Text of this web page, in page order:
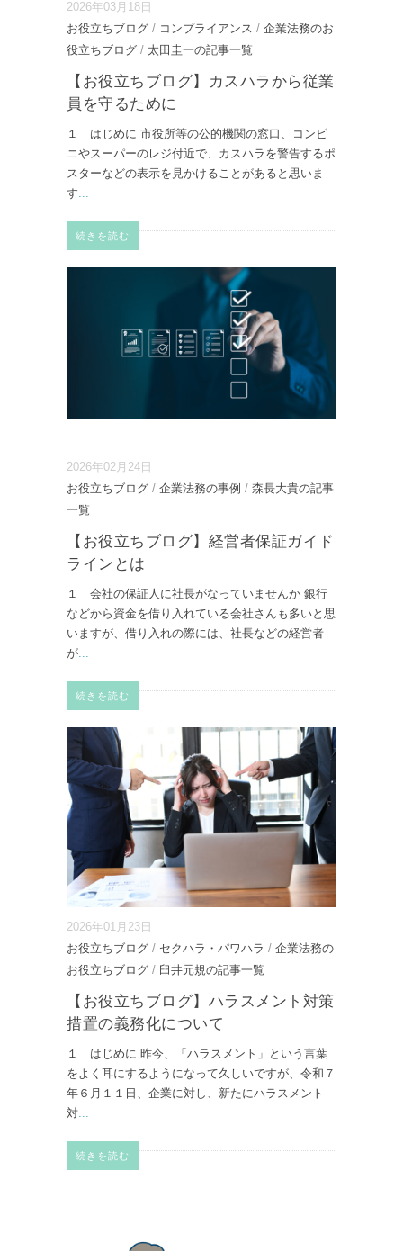
2026年03月18日
お役立ちブログ / コンプライアンス / 企業法務のお
役立ちブログ / 太田圭一の記事一覧
【お役立ちブログ】カスハラから従業
員を守るために
１ はじめに 市役所等の公的機関の窓口、コンビ
ニやスーパーのレジ付近で、カスハラを警告するポ
スターなどの表示を見かけることがあると思いま
す...
続きを読む
2026年02月24日
お役立ちブログ / 企業法務の事例 / 森長大貴の記事
一覧
【お役立ちブログ】経営者保証ガイド
ラインとは
１ 会社の保証人に社長がなっていませんか 銀行
などから資金を借り入れている会社さんも多いと思
いますが、借り入れの際には、社長などの経営者
が...
続きを読む
2026年01月23日
お役立ちブログ / セクハラ・パワハラ / 企業法務の
お役立ちブログ / 臼井元規の記事一覧
【お役立ちブログ】ハラスメント対策
措置の義務化について
１ はじめに 昨今、「ハラスメント」という言葉
をよく耳にするようになって久しいですが、令和７
年６月１１日、企業に対し、新たにハラスメント
対...
続きを読む